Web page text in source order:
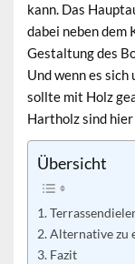
kann. Das
dabei neben dem
Gestaltung des
Und wenn es
sollte mit Holz
Hartholz sind
Übersicht
Alternative zu
Fazit